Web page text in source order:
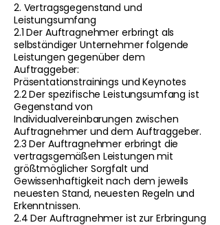
2. Vertragsgegenstand und
Leistungsumfang
2.1 Der Auftragnehmer erbringt als
selbständiger Unternehmer folgende
Leistungen gegenüber dem
Auftraggeber:
Präsentationstrainings und Keynotes
2.2 Der spezifische Leistungsumfang ist
Gegenstand von
Individualvereinbarungen zwischen
Auftragnehmer und dem Auftraggeber.
2.3 Der Auftragnehmer erbringt die
vertragsgemäßen Leistungen mit
größtmöglicher Sorgfalt und
Gewissenhaftigkeit nach dem jeweils
neuesten Stand, neuesten Regeln und
Erkenntnissen.
2.4 Der Auftragnehmer ist zur Erbringung